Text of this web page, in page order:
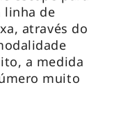
linha de
através do
a medida
muito